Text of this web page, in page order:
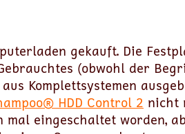
gekauft. Die
(obwohl der
Komplettsystemen
HDD Control 2 nicht
eingeschaltet worden,